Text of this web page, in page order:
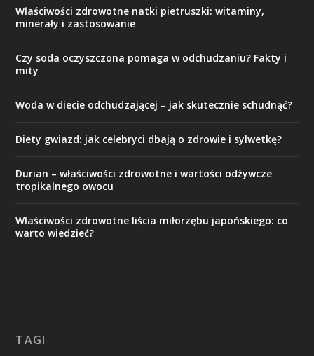
Właściwości zdrowotne natki pietruszki: witaminy,
minerały i zastosowanie
Czy soda oczyszczona pomaga w odchudzaniu? Fakty i
mity
Woda w diecie odchudzającej – jak skutecznie schudnąć?
Diety gwiazd: jak celebryci dbają o zdrowie i sylwetkę?
Durian – właściwości zdrowotne i wartości odżywcze
tropikalnego owocu
Właściwości zdrowotne liścia miłorzębu japońskiego: co
warto wiedzieć?
TAGI